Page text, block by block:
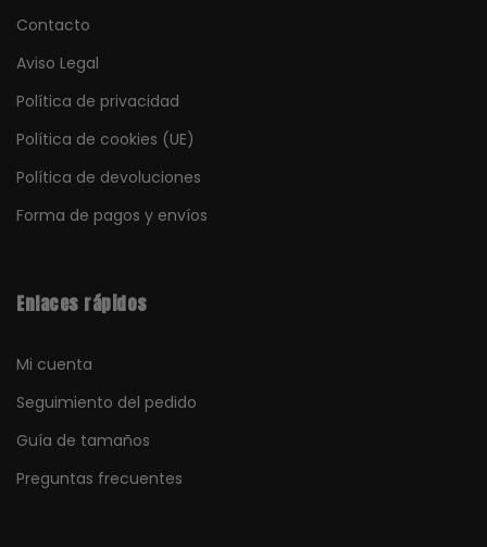
Contacto
Aviso Legal
Política de privacidad
Política de cookies (UE)
Política de devoluciones
Forma de pagos y envíos
Enlaces rápidos
Mi cuenta
Seguimiento del pedido
Guía de tamaños
Preguntas frecuentes